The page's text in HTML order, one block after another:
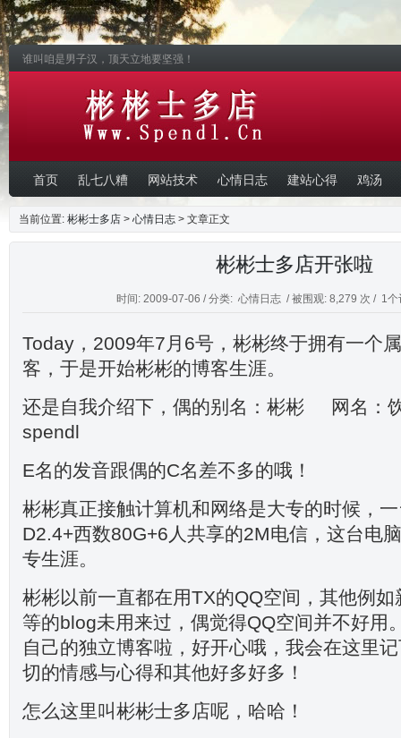
谁叫咱是男子汉，顶天立地要坚强！
首页 乱七八糟 网站技术 心情日志 建站心得 鸡汤
当前位置: 彬彬士多店 > 心情日志 > 文章正文
彬彬士多店开张啦
时间: 2009-07-06 / 分类: 心情日志 / 被围观: 8,279 次 / 1个
Today，2009年7月6号，彬彬终于拥有一个
客，于是开始彬彬的博客生涯。
还是自我介绍下，偶的别名：彬彬 网名
spendl
E名的发音跟偶的C名差不多的哦！
彬彬真正接触计算机和网络是大专的时候，
D2.4+西数80G+6人共享的2M电信，这台电
专生涯。
彬彬以前一直都在用TX的QQ空间，其他例
等的blog未用来过，偶觉得QQ空间并不好用
自己的独立博客啦，好开心哦，我会在这里
切的情感与心得和其他好多好多！
怎么这里叫彬彬士多店呢，哈哈！